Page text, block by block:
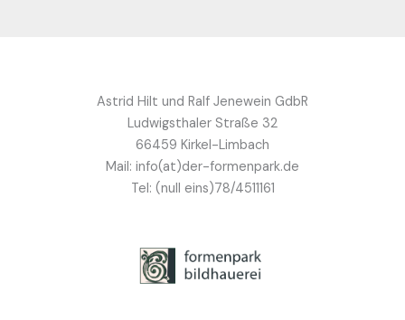
Astrid Hilt und Ralf Jenewein GdbR
Ludwigsthaler Straße 32
66459 Kirkel-Limbach
Mail: info(at)der-formenpark.de
Tel: (null eins)78/4511161